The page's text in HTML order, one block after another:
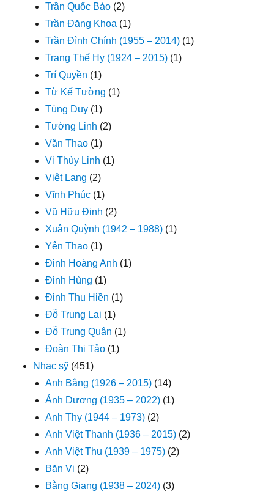
Trần Quốc Bảo (2)
Trần Đăng Khoa (1)
Trần Đình Chính (1955 – 2014) (1)
Trang Thế Hy (1924 – 2015) (1)
Trí Quyền (1)
Từ Kế Tường (1)
Tùng Duy (1)
Tường Linh (2)
Văn Thao (1)
Vi Thùy Linh (1)
Việt Lang (2)
Vĩnh Phúc (1)
Vũ Hữu Định (2)
Xuân Quỳnh (1942 – 1988) (1)
Yên Thao (1)
Đinh Hoàng Anh (1)
Đinh Hùng (1)
Đinh Thu Hiền (1)
Đỗ Trung Lai (1)
Đỗ Trung Quân (1)
Đoàn Thị Tảo (1)
Nhạc sỹ (451)
Anh Bằng (1926 – 2015) (14)
Ánh Dương (1935 – 2022) (1)
Anh Thy (1944 – 1973) (2)
Anh Việt Thanh (1936 – 2015) (2)
Anh Việt Thu (1939 – 1975) (2)
Băn Vi (2)
Bằng Giang (1938 – 2024) (3)